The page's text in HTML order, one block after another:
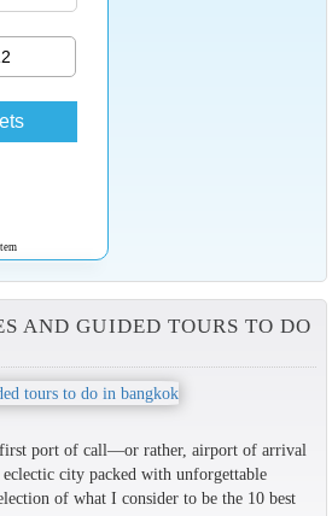
AND GUIDED TOURS TO DO
port of call—or rather, airport of arrival
city packed with unforgettable
of what I consider to be the 10 best